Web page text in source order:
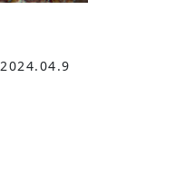
2024.04.9